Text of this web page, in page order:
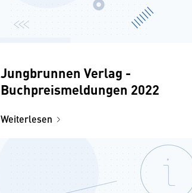
Jungbrunnen Verlag -
Buchpreismeldungen 2022
Weiterlesen